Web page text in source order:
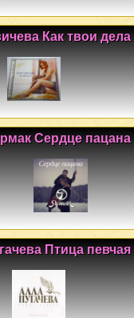
Как твои дела
Сердце пацана
Птица певчая